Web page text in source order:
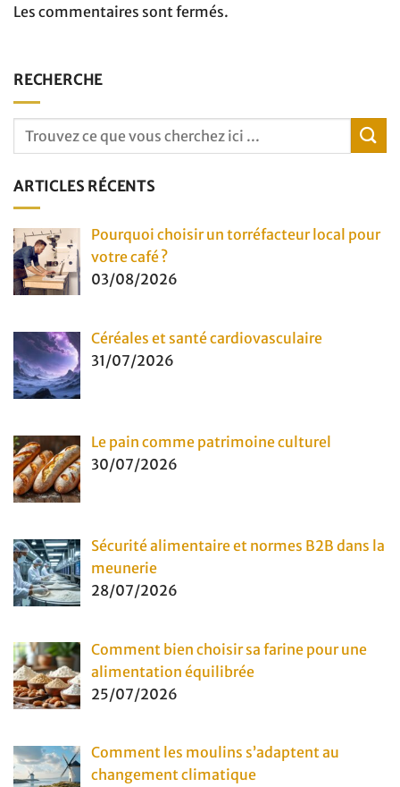
Les commentaires sont fermés.
RECHERCHE
ARTICLES RÉCENTS
Pourquoi choisir un torréfacteur local pour
votre café ?
03/08/2026
Céréales et santé cardiovasculaire
31/07/2026
Le pain comme patrimoine culturel
30/07/2026
Sécurité alimentaire et normes B2B dans la
meunerie
28/07/2026
Comment bien choisir sa farine pour une
alimentation équilibrée
25/07/2026
Comment les moulins s’adaptent au
changement climatique